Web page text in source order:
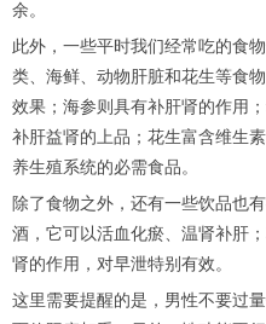
余。
此外，一些平时我们经常吃的食
类、海鲜、动物肝脏和花生等食
效果；海参则具有补肝肾的作用
补肝益肾的上品；花生富含维生
养生殖系统的必需食品。
除了食物之外，还有一些饮品也
酒，它可以活血化瘀、温肾补肝
肾的作用，对早泄特别有效。
这里需要提醒的是，男性不要过